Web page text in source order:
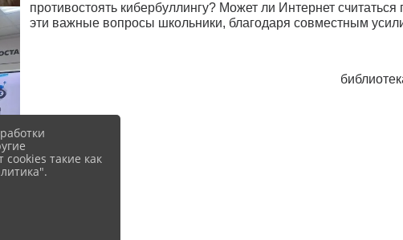
противостоять кибербуллингу? Может ли Интернет
эти важные вопросы школьники, благодаря совместным
такие как